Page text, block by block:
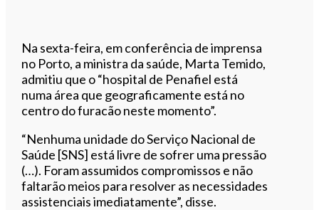
Na sexta-feira, em conferência de imprensa
no Porto, a ministra da saúde, Marta Temido,
admitiu que o “hospital de Penafiel está
numa área que geograficamente está no
centro do furacão neste momento”.
“Nenhuma unidade do Serviço Nacional de
Saúde [SNS] está livre de sofrer uma pressão
(…). Foram assumidos compromissos e não
faltarão meios para resolver as necessidades
assistenciais imediatamente”, disse.